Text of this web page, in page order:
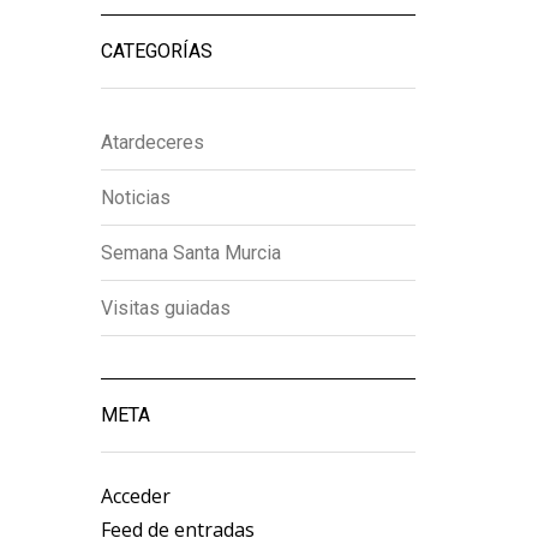
CATEGORÍAS
Atardeceres
Noticias
Semana Santa Murcia
Visitas guiadas
META
Acceder
Feed de entradas